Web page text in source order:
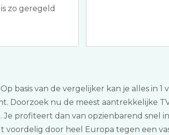
zo geregeld
basis van de vergelijker kan je alles in
Doorzoek nu de meest aantrekkelijke
profiteert dan van opzienbarend snel
voordelig door heel Europa tegen een